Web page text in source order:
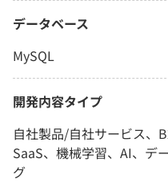
データベース
MySQL
開発内容タイプ
自社製品/自社サービス、
SaaS、機械学習、AI、デ
グ